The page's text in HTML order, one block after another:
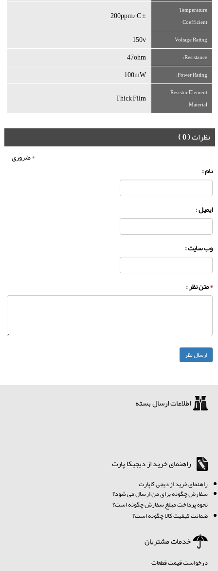
± 200ppm/°C
Temperature
Coefficient
150v Voltage Rating
47ohm Resistance:
100mW Power Rating:
Thick Film
Resistor Element
Material
نظرات( 0 )
*ضروری
نام :
ایمیل :
وب سایت :
*متن نظر :
اطلاعات ارسال بسته
راهنمای خرید از دیجیکا پارت
راهنمای خرید از دیجی کاپارت
سفارش چگونه برای من ارسال می شود؟
نحوه پرداخت مبلغ سفارش چگونه است؟
ضمانت کیفیت کالا چگونه است؟
خدمات مشتریان
درخواست قیمت قطعات